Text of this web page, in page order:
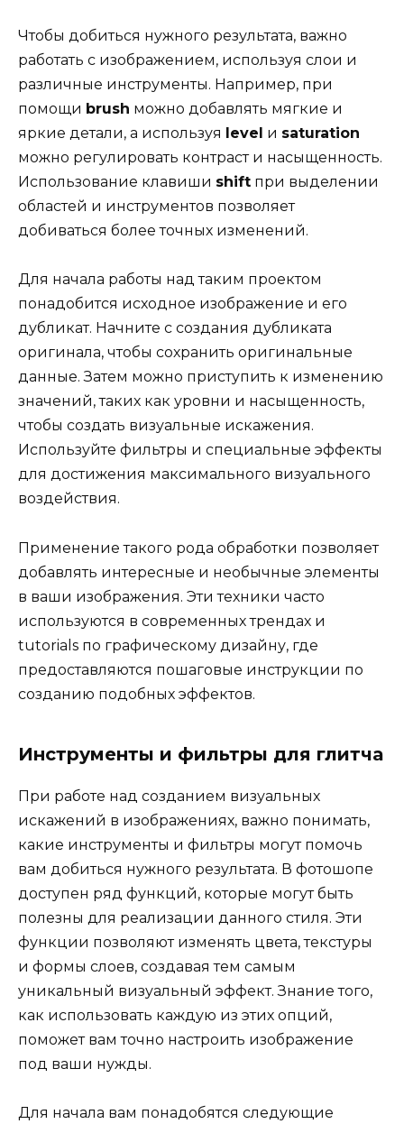
Чтобы добиться нужного результата, важно
работать с изображением, используя слои и
различные инструменты. Например, при
помощи brush можно добавлять мягкие и
яркие детали, а используя
level и saturation
можно регулировать контраст и насыщенность.
Использование клавиши shift при выделении
областей и инструментов позволяет
добиваться более точных изменений.
Для начала работы над таким проектом
понадобится исходное изображение и его
дубликат. Начните с создания дубликата
оригинала, чтобы сохранить оригинальные
данные. Затем можно приступить к изменению
значений, таких как уровни и насыщенность,
чтобы создать визуальные искажения.
Используйте фильтры и специальные эффекты
для достижения максимального визуального
воздействия.
Применение такого рода обработки позволяет
добавлять интересные и необычные элементы
в ваши изображения. Эти техники часто
используются в современных трендах и
tutorials по графическому дизайну, где
предоставляются пошаговые инструкции по
созданию подобных эффектов.
Инструменты и фильтры для глитча
При работе над созданием визуальных
искажений в изображениях, важно понимать,
какие инструменты и фильтры могут помочь
вам добиться нужного результата. В фотошопе
доступен ряд функций, которые могут быть
полезны для реализации данного стиля. Эти
функции позволяют изменять цвета, текстуры
и формы слоев, создавая тем самым
уникальный визуальный эффект. Знание того,
как использовать каждую из этих опций,
поможет вам точно настроить изображение
под ваши нужды.
Для начала вам понадобятся следующие